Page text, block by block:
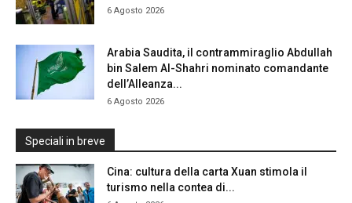
6 Agosto 2026
Arabia Saudita, il contrammiraglio Abdullah
bin Salem Al-Shahri nominato comandante
dell’Alleanza...
6 Agosto 2026
Speciali in breve
Cina: cultura della carta Xuan stimola il
turismo nella contea di...